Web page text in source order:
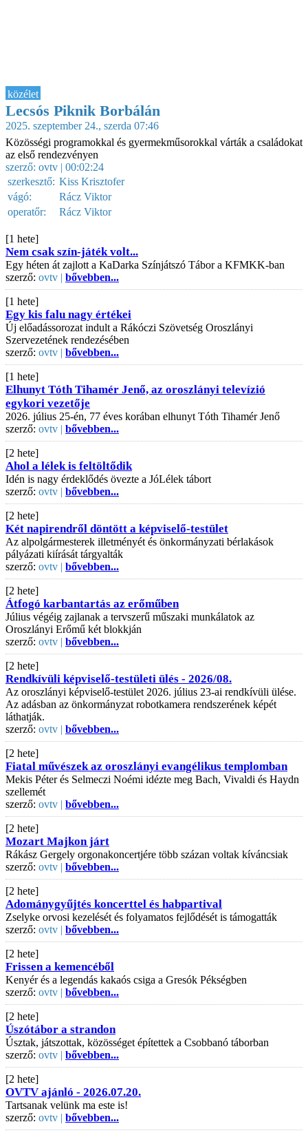
közélet
Lecsós Piknik Borbálán
2025. szeptember 24., szerda 07:46
Közösségi programokkal és gyermekműsorokkal várták a családokat
az első rendezvényen
szerző: ovtv | 00:02:24
szerkesztő: Kiss Krisztofer
vágó:
Rácz Viktor
operatőr:
Rácz Viktor
[1 hete]
Nem csak szín-játék volt...
Egy héten át zajlott a KaDarka Színjátszó Tábor a KFMKK-ban
szerző: ovtv | bővebben...
[1 hete]
Egy kis falu nagy értékei
Új előadássorozat indult a Rákóczi Szövetség Oroszlányi
Szervezetének rendezésében
szerző: ovtv | bővebben...
[1 hete]
Elhunyt Tóth Tihamér Jenő, az oroszlányi televízió
egykori vezetője
2026. július 25-én, 77 éves korában elhunyt Tóth Tihamér Jenő
szerző: ovtv | bővebben...
[2 hete]
Ahol a lélek is feltöltődik
Idén is nagy érdeklődés övezte a JóLélek tábort
szerző: ovtv | bővebben...
[2 hete]
Két napirendről döntött a képviselő-testület
Az alpolgármesterek illetményét és önkormányzati bérlakások
pályázati kiírását tárgyalták
szerző: ovtv | bővebben...
[2 hete]
Átfogó karbantartás az erőműben
Július végéig zajlanak a tervszerű műszaki munkálatok az
Oroszlányi Erőmű két blokkján
szerző: ovtv | bővebben...
[2 hete]
Rendkívüli képviselő-testületi ülés - 2026/08.
Az oroszlányi képviselő-testület 2026. július 23-ai rendkívüli ülése.
Az adásban az önkormányzat robotkamera rendszerének képét
láthatják.
szerző: ovtv | bővebben...
[2 hete]
Fiatal művészek az oroszlányi evangélikus templomban
Mekis Péter és Selmeczi Noémi idézte meg Bach, Vivaldi és Haydn
szellemét
szerző: ovtv | bővebben...
[2 hete]
Mozart Majkon járt
Rákász Gergely orgonakoncertjére több százan voltak kíváncsiak
szerző: ovtv | bővebben...
[2 hete]
Adománygyűjtés koncerttel és habpartival
Zselyke orvosi kezelését és folyamatos fejlődését is támogatták
szerző: ovtv | bővebben...
[2 hete]
Frissen a kemencéből
Kenyér és a legendás kakaós csiga a Gresók Pékségben
szerző: ovtv | bővebben...
[2 hete]
Úszótábor a strandon
Úsztak, játszottak, közösséget építettek a Csobbanó táborban
szerző: ovtv | bővebben...
[2 hete]
OVTV ajánló - 2026.07.20.
Tartsanak velünk ma este is!
szerző: ovtv | bővebben...